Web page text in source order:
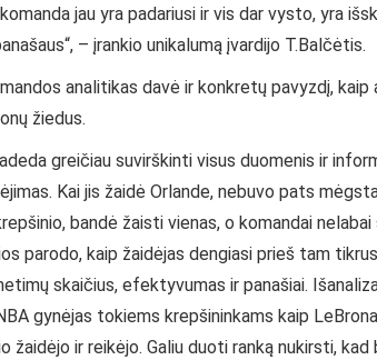
jau yra padariusi ir vis dar vysto, yra
– įrankio unikalumą įvardijo T.Balčėtis.
analitikas davė ir konkretų pavyzdį,
žiedus.
greičiau suvirškinti visus duomenis ir
Kai jis žaidė Orlande, nebuvo pats
bandė žaisti vienas, o komandai
parodo, kaip žaidėjas dengiasi prieš tam
skaičius, efektyvumas ir panašiai.
gynėjas tokiems krepšininkams kaip
žaidėjo ir reikėjo. Galiu duoti ranką nukirsti,